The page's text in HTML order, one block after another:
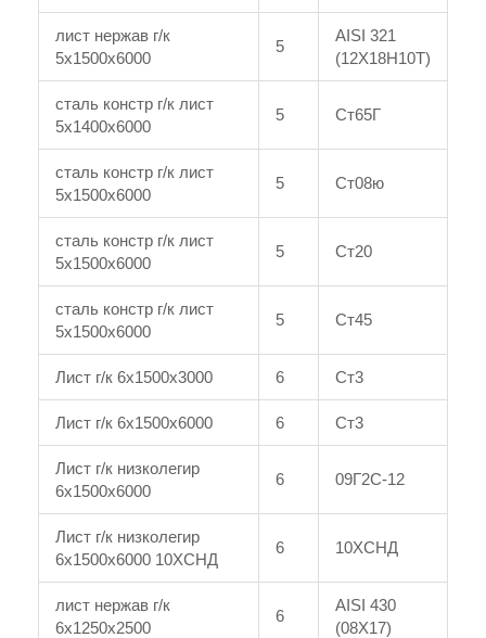
лист нержав г/к
5x1500x6000
5
AISI 321
(12Х18Н10Т)
сталь констр г/к лист
5x1400x6000
5 Ст65Г
сталь констр г/к лист
5x1500x6000
5 Ст08ю
сталь констр г/к лист
5x1500x6000
5 Ст20
сталь констр г/к лист
5x1500x6000
5 Ст45
Лист г/к 6x1500x3000 6 Ст3
Лист г/к 6x1500x6000 6 Ст3
Лист г/к низколегир
6x1500x6000
6 09Г2С-12
Лист г/к низколегир
6x1500x6000 10ХСНД
6 10ХСНД
лист нержав г/к
6x1250x2500
6
AISI 430
(08Х17)